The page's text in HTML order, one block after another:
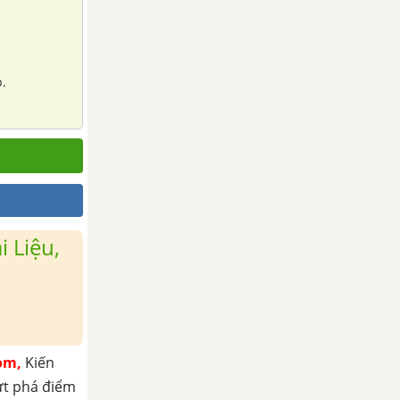
Liệu,
Kiến
phá điểm